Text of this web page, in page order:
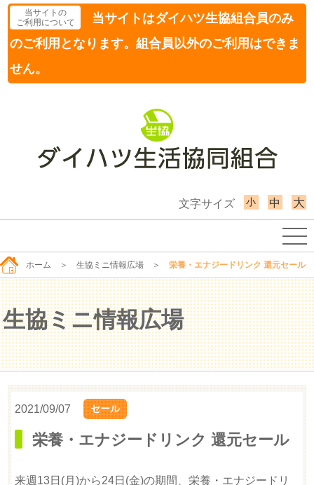
当サイトの
ご利用について
当サイトはダイハツ生協組合員のみ
のご利用となります。組合員以外のご利用はできま
せん。
文字サイズ 小 中 大
ホーム ＞ 生協ミニ情報広場 ＞ 栄養・エナジードリンク 還元セール
生協ミニ情報広場
2021/09/07 セール
栄養・エナジードリンク 還元セール
来週13日(月)から24日(金)の期間、栄養・エナジードリ